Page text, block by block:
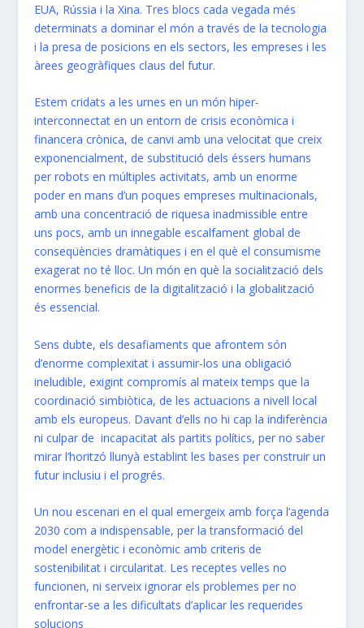
EUA, Rússia i la Xina. Tres blocs cada vegada més
determinats a dominar el món a través de la tecnologia
i la presa de posicions en els sectors, les empreses i les
àrees geogràfiques claus del futur.
Estem cridats a les urnes en un món hiper-
interconnectat en un entorn de crisis econòmica i
financera crònica, de canvi amb una velocitat que creix
exponencialment, de substitució dels éssers humans
per robots en múltiples activitats, amb un enorme
poder en mans d’un poques empreses multinacionals,
amb una concentració de riquesa inadmissible entre
uns pocs, amb un innegable escalfament global de
conseqüències dramàtiques i en el què el consumisme
exagerat no té lloc. Un món en què la socialització dels
enormes beneficis de la digitalització i la globalització
és essencial.
Sens dubte, els desafiaments que afrontem són
d’enorme complexitat i assumir-los una obligació
ineludible, exigint compromís al mateix temps que la
coordinació simbiòtica, de les actuacions a nivell local
amb els europeus. Davant d’ells no hi cap la indiferència
ni culpar de incapacitat als partits polítics, per no saber
mirar l’horitzó llunyà establint les bases per construir un
futur inclusiu i el progrés.
Un nou escenari en el qual emergeix amb força l’agenda
2030 com a indispensable, per la transformació del
model energètic i econòmic amb criteris de
sostenibilitat i circularitat. Les receptes velles no
funcionen, ni serveix ignorar els problemes per no
enfrontar-se a les dificultats d’aplicar les requerides
solucions